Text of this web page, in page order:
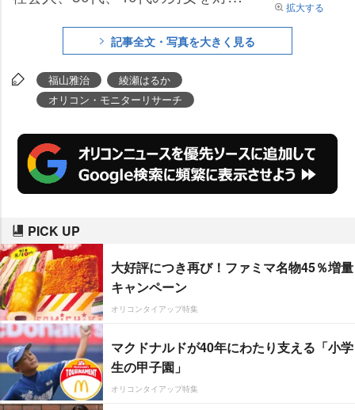
拡大する
名人』を調査。1位には、俳優の
【福山雅治】と【綾瀬はるか】が
選ばれた。
記事全文・写真を大きく見る
福山雅治
綾瀬はるか
オリコン・モニターリサーチ
PICK UP
大好評につき再び！ファミマ名物45％増量
キャンペーン
オリコンタイアップ特集
マクドナルドが40年にわたり支える「小学
生の甲子園」
オリコンタイアップ特集